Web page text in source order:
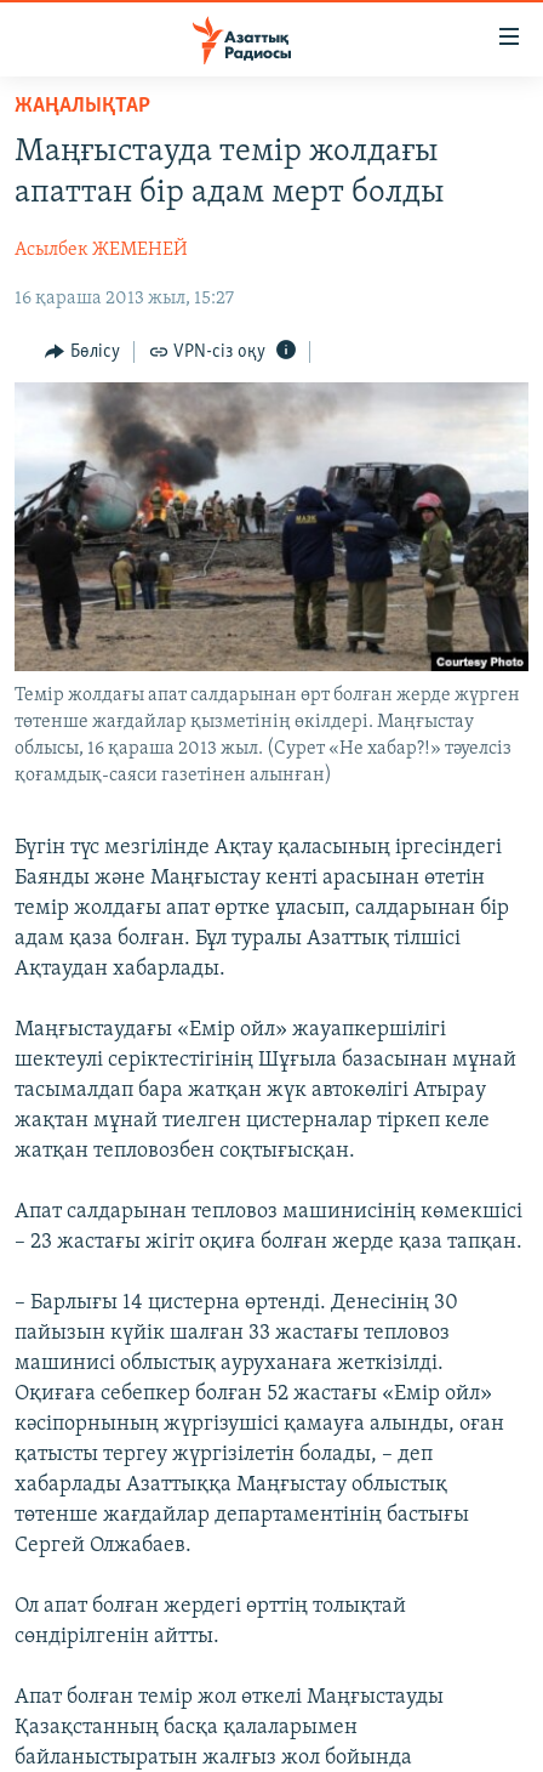
Skip
main
content
to
Navigation
Search
САЯСАТ
ҚАҢТАР ОҚИҒАСЫ
АДАМ ҚҰҚЫҚТАРЫ
ӘЛЕУМЕТ
АРНАЙЫ ЖОБАЛАР
Русский
ЖАЗЫЛЫҢЫЗ
Басқа тілдерде
ЖАҢАЛЫҚТАР
Маңғыстауда темір жолдағы
апаттан бір адам мерт болды
Асылбек ЖЕМЕНЕЙ
16 қараша 2013 жыл, 15:27
Бөлісу VPN-сіз оқу
Темір жолдағы апат салдарынан өрт болған жерде жүрген
төтенше жағдайлар қызметінің өкілдері. Маңғыстау
облысы, 16 қараша 2013 жыл. (Сурет «Не хабар?!» тәуелсіз
қоғамдық-саяси газетінен алынған)
Бүгін түс мезгілінде Ақтау қаласының іргесіндегі
Баянды және Маңғыстау кенті арасынан өтетін
темір жолдағы апат өртке ұласып, салдарынан бір
адам қаза болған. Бұл туралы Азаттық тілшісі
Ақтаудан хабарлады.
Маңғыстаудағы «Емір ойл» жауапкершілігі
шектеулі серіктестігінің Шұғыла базасынан мұнай
тасымалдап бара жатқан жүк автокөлігі Атырау
жақтан мұнай тиелген цистерналар тіркеп келе
жатқан тепловозбен соқтығысқан.
Апат салдарынан тепловоз машинисінің көмекшісі
– 23 жастағы жігіт оқиға болған жерде қаза тапқан.
– Барлығы 14 цистерна өртенді. Денесінің 30
пайызын күйік шалған 33 жастағы тепловоз
машинисі облыстық ауруханаға жеткізілді.
Оқиғаға себепкер болған 52 жастағы «Емір ойл»
кәсіпорнының жүргізушісі қамауға алынды, оған
қатысты тергеу жүргізілетін болады, – деп
хабарлады Азаттыққа Маңғыстау облыстық
төтенше жағдайлар департаментінің бастығы
Сергей Олжабаев.
Ол апат болған жердегі өрттің толықтай
сөндірілгенін айтты.
Апат болған темір жол өткелі Маңғыстауды
Қазақстанның басқа қалаларымен
байланыстыратын жалғыз жол бойында